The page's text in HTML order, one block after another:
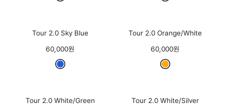
Tour 2.0 Sky Blue
60,000원
Tour 2.0 Orange/White
60,000원
Tour 2.0 White/Green
Tour 2.0 White/Silver